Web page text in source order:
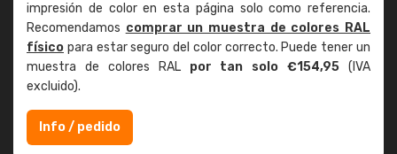
impresión de color en esta página solo como referencia.
Recomendamos comprar un muestra de colores RAL
físico para estar seguro del color correcto. Puede tener un
muestra de colores RAL por tan solo €154,95 (IVA
excluido).
Info / pedido